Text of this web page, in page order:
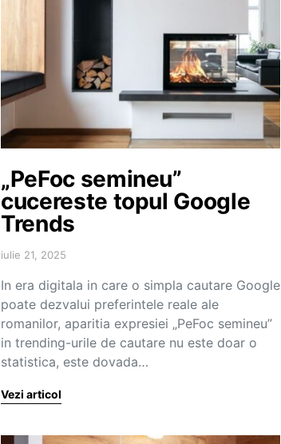
„PeFoc semineu”
cucereste topul Google
Trends
iulie 21, 2025
In era digitala in care o simpla cautare Google
poate dezvalui preferintele reale ale
romanilor, aparitia expresiei „PeFoc semineu”
in trending-urile de cautare nu este doar o
statistica, este dovada…
Vezi articol